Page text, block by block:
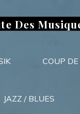
Des
COUP
JAZZ / BLUES